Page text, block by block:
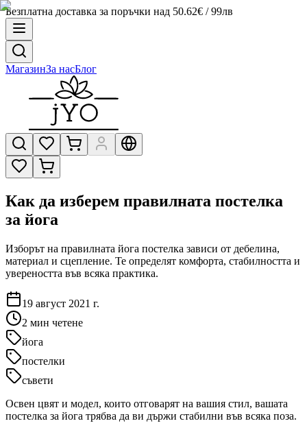
Безплатна доставка за поръчки над 50.62€ / 99лв
МагазинЗа насБлог
Как да изберем правилната постелка
за йога
Изборът на правилната йога постелка зависи от дебелина,
материал и сцепление. Те определят комфорта, стабилността и
увереността във всяка практика.
19 август 2021 г.
2 мин четене
йога
постелки
съвети
Освен цвят и модел, които отговарят на вашия стил, вашата
постелка за йога трябва да ви държи стабилни във всяка поза.